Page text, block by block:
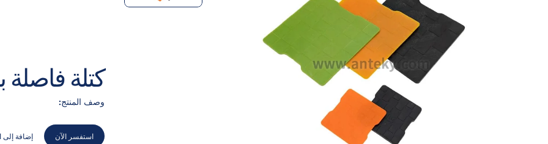
كتلة فاصلة
وصف المنتج:
استفسر الآن إضافة إلى